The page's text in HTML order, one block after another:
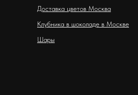
Доставка цветов Москва
Клубника в шоколаде в Москве
Шары